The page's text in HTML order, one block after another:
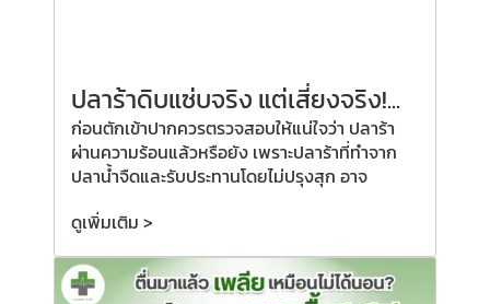
ปลาร้าดิบแซ่บจริง แต่เสี่ยงจริง!...
ก่อนตักเข้าปากควรตรวจสอบให้แน่ใจว่า ปลาร้า
ผ่านความร้อนแล้วหรือยัง เพราะปลาร้าที่ทำจาก
ปลาน้ำจืดและรับประทานโดยไม่ปรุงสุก อาจ
ดูเพิ่มเติม >